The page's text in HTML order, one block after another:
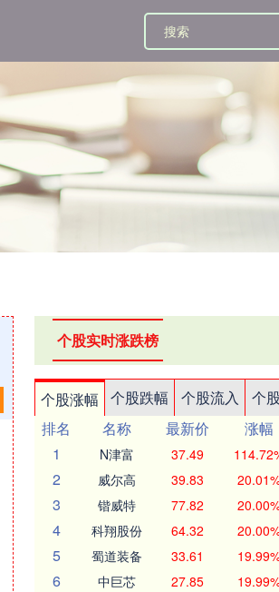
个股实时涨跌榜
个股涨幅 个股跌幅 个股流入 个
排名
名称 最新价 涨幅
1
N津富 37.49
2 威尔高 39.83
3 锴威特 77.82
4 科翔股份 64.32
5 蜀道装备 33.61
6 中巨芯 27.85